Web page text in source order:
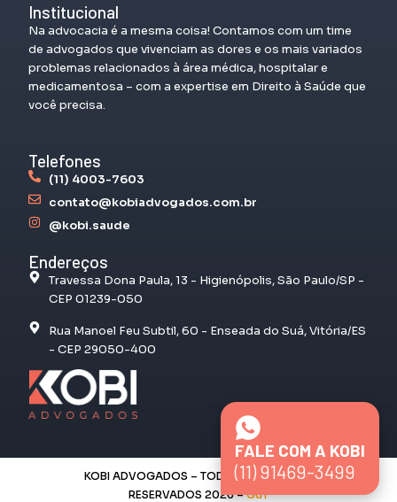
Institucional
Na advocacia é a mesma coisa! Contamos com um time
de advogados que vivenciam as dores e os mais variados
problemas relacionados à área médica, hospitalar e
medicamentosa – com a expertise em Direito à Saúde que
você precisa.
Telefones
(11) 4003-7603
contato@kobiadvogados.com.br
@kobi.saude
Endereços
Travessa Dona Paula, 13 - Higienópolis, São Paulo/SP -
CEP 01239-050
Rua Manoel Feu Subtil, 60 - Enseada do Suá, Vitória/ES
- CEP 29050-400
FALE COM A KOBI
(11) 91469-3499
KOBI ADVOGADOS – TODOS OS DIREITOS
RESERVADOS 2026 –GdT